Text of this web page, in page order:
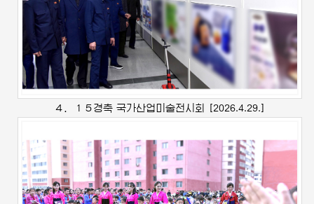
４．１５경축 국가산업미술전시회 [2026.4.29.]